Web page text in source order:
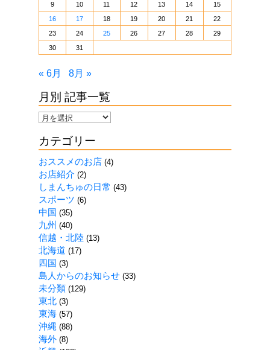
9
10 11 12 13 14
15
16
17 18 19 20 21
22
23
24 25 26 27 28
29
30
31
« 6月 8月 »
月別 記事一覧
月
記
事
一
覧
カテゴリー
おススメのお店(4)
お店紹介 (2)
しまんちゅの日常 (43)
スポーツ (6)
中国 (35)
九州 (40)
信越・北陸(13)
北海道 (17)
四国 (3)
島人からのお知らせ(33)
未分類(129)
東北(3)
東海(57)
沖縄 (88)
海外(8)